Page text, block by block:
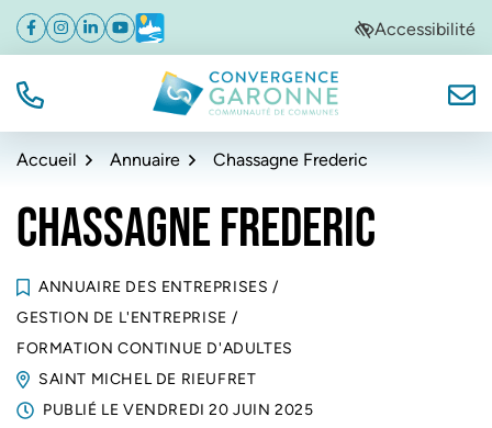
Aller
navigation
Aller
au
Aller
au
de
Facebook
(ouverture dans un nouvel onglet)
Instagram
(ouverture dans un nouvel onglet)
Linkedin
(ouverture dans un nouvel onglet)
YouTube
(ouverture dans un nouvel onglet)
Météo
(ouverture dans un nouvel onglet)Accessibilité
TÉL. Convergence Garonne
Accueil Annuaire Chassagne Frederic
CHASSAGNE FREDERIC
ANNUAIRE DES ENTREPRISES /
GESTION DE L'ENTREPRISE /
FORMATION CONTINUE D'ADULTES
SAINT MICHEL DE RIEUFRET
PUBLIÉ LE VENDREDI 20 JUIN 2025